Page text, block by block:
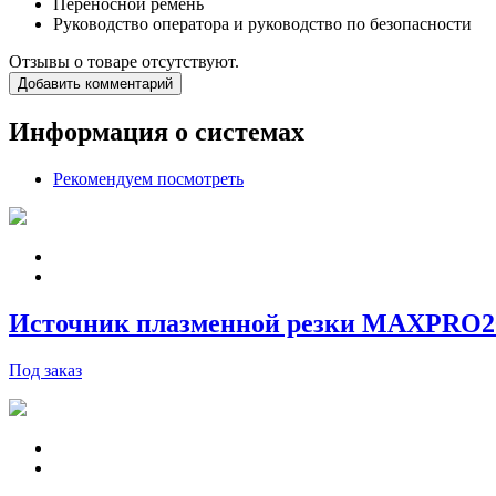
Переносной ремень
Руководство оператора и руководство по безопасности
Отзывы о товаре отсутствуют.
Добавить комментарий
Информация о системах
Рекомендуем посмотреть
Источник плазменной резки
Под заказ